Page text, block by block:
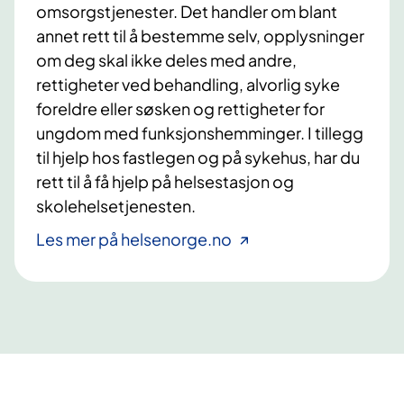
omsorgstjenester. Det handler om blant
annet rett til å bestemme selv, opplysninger
om deg skal ikke deles med andre,
rettigheter ved behandling, alvorlig syke
foreldre eller søsken og rettigheter for
ungdom med funksjonshemminger. I tillegg
til hjelp hos fastlegen og på sykehus, har du
rett til å få hjelp på helsestasjon og
skolehelsetjenesten.
Les mer på helsenorge.no